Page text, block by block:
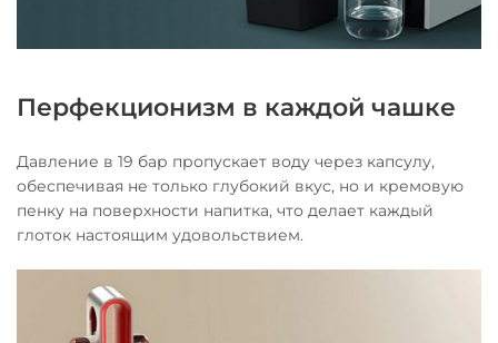
Перфекционизм в каждой чашке
Давление в 19 бар пропускает воду через капсулу,
обеспечивая не только глубокий вкус, но и кремовую
пенку на поверхности напитка, что делает каждый
глоток настоящим удовольствием.